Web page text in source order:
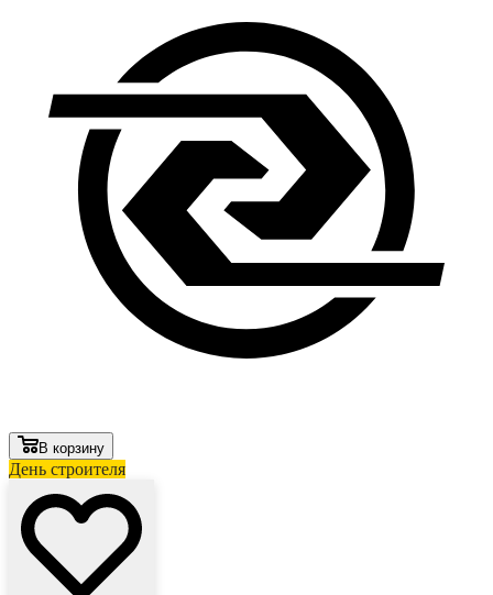
В корзину
День строителя